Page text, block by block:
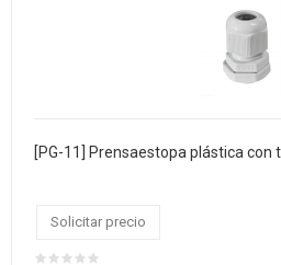
Solicitar precio